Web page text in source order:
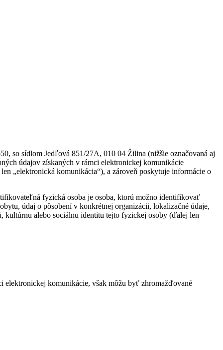
so sídlom Jedľová 851/27A, 010 04 Žilina (nižšie označovaná aj
údajov získaných v rámci elektronickej komunikácie
„elektronická komunikácia“), a zároveň poskytuje informácie o
fyzická osoba je osoba, ktorú možno identifikovať
údaj o pôsobení v konkrétnej organizácii, lokalizačné údaje,
kultúrnu alebo sociálnu identitu tejto fyzickej osoby (ďalej len
elektronickej komunikácie, však môžu byť zhromažďované